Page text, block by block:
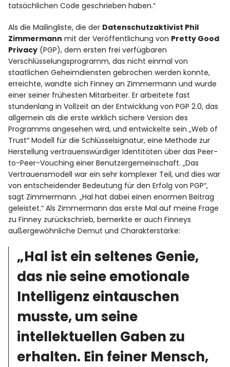
tatsächlichen Code geschrieben haben.“
Als die Mailingliste, die der Datenschutzaktivist Phil
Zimmermann mit der Veröffentlichung von Pretty Good
Privacy (PGP), dem ersten frei verfügbaren
Verschlüsselungsprogramm, das nicht einmal von
staatlichen Geheimdiensten gebrochen werden konnte,
erreichte, wandte sich Finney an Zimmermann und wurde
einer seiner frühesten Mitarbeiter. Er arbeitete fast
stundenlang in Vollzeit an der Entwicklung von PGP 2.0, das
allgemein als die erste wirklich sichere Version des
Programms angesehen wird, und entwickelte sein „Web of
Trust“ Modell für die Schlüsselsignatur, eine Methode zur
Herstellung vertrauenswürdiger Identitäten über das Peer-
to-Peer-Vouching einer Benutzergemeinschaft. „Das
Vertrauensmodell war ein sehr komplexer Teil, und dies war
von entscheidender Bedeutung für den Erfolg von PGP“,
sagt Zimmermann. „Hal hat dabei einen enormen Beitrag
geleistet.“ Als Zimmermann das erste Mal auf meine Frage
zu Finney zurückschrieb, bemerkte er auch Finneys
außergewöhnliche Demut und Charakterstärke:
„Hal ist ein seltenes Genie,
das nie seine emotionale
Intelligenz eintauschen
musste, um seine
intellektuellen Gaben zu
erhalten. Ein feiner Mensch,